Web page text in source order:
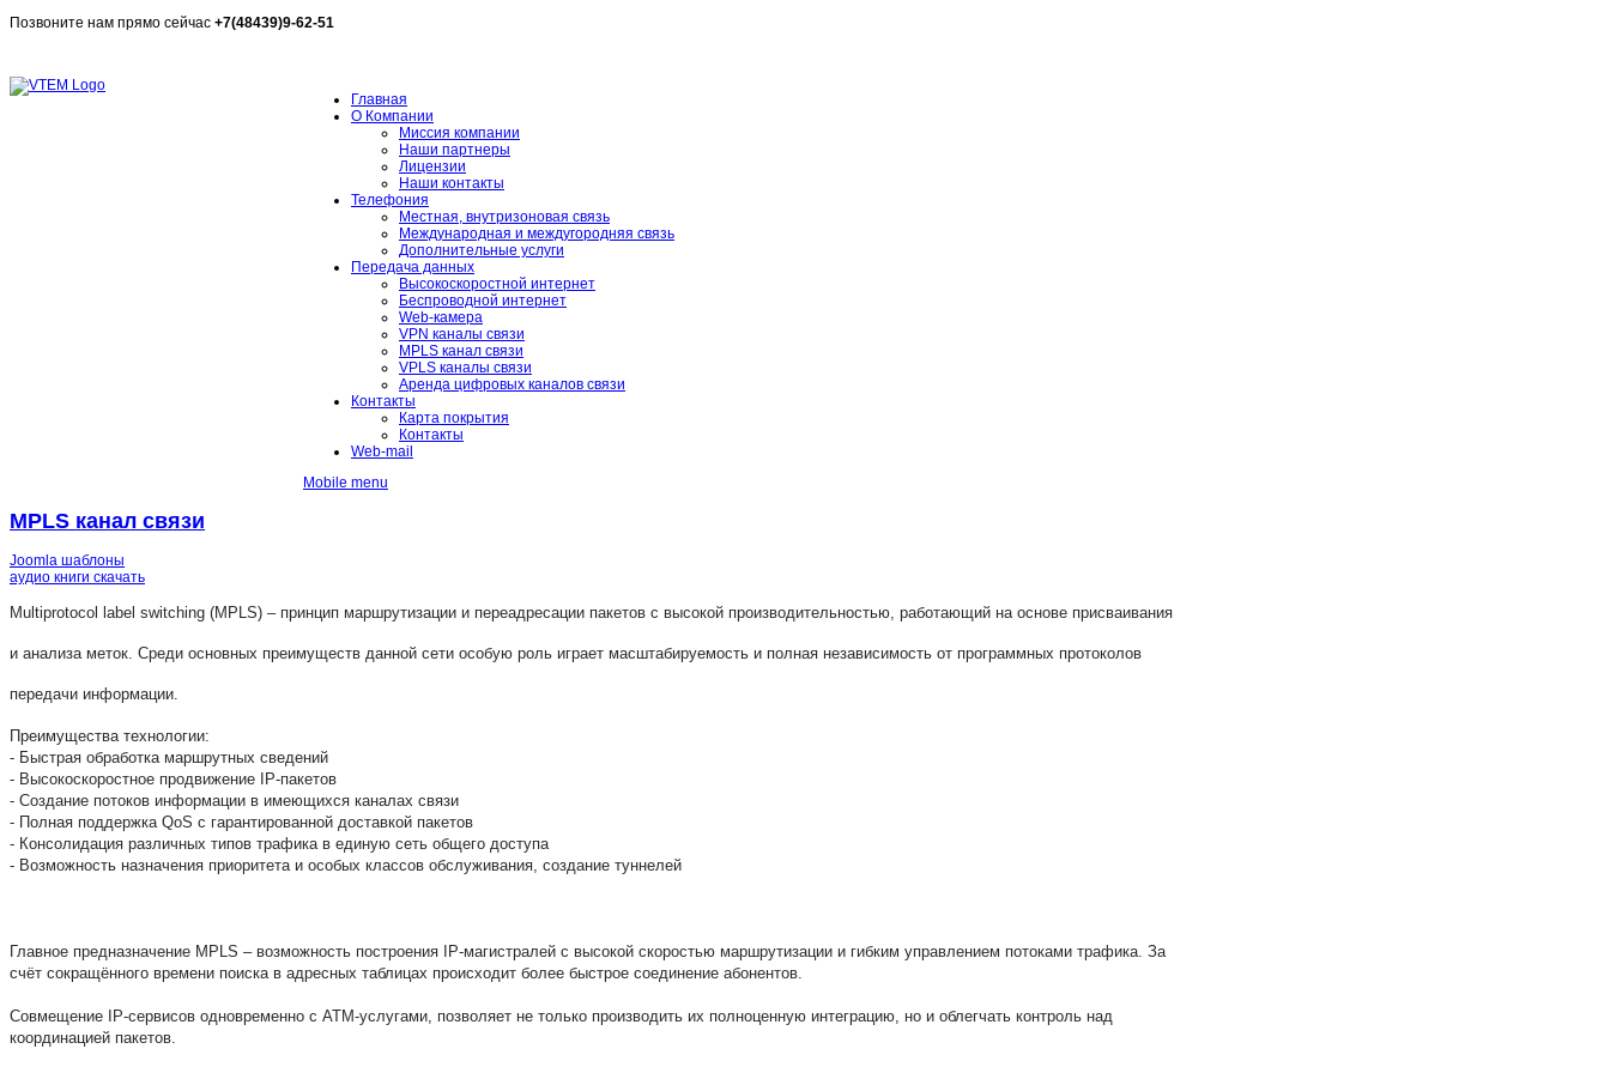
Позвоните нам прямо сейчас +7(48439)9-62-51
Главная
О Компании
Миссия компании
Наши партнеры
Лицензии
Наши контакты
Телефония
Местная, внутризоновая связь
Международная и междугородняя связь
Дополнительные услуги
Передача данных
Высокоскоростной интернет
Беспроводной интернет
Web-камера
VPN каналы связи
MPLS канал связи
VPLS каналы связи
Аренда цифровых каналов связи
Контакты
Карта покрытия
Контакты
Web-mail
Mobile menu
MPLS канал связи
Joomla шаблоны
аудио книги скачать
Multiprotocol label switching (MPLS) – принцип маршрутизации и переадресации пакетов с высокой производительностью, работающий на основе присваивания
и анализа меток. Среди основных преимуществ данной сети особую роль играет масштабируемость и полная независимость от программных протоколов
передачи информации.
Преимущества технологии:
- Быстрая обработка маршрутных сведений
- Высокоскоростное продвижение IP-пакетов
- Создание потоков информации в имеющихся каналах связи
- Полная поддержка QoS с гарантированной доставкой пакетов
- Консолидация различных типов трафика в единую сеть общего доступа
- Возможность назначения приоритета и особых классов обслуживания, создание туннелей
Главное предназначение MPLS – возможность построения IP-магистралей с высокой скоростью маршрутизации и гибким управлением потоками трафика. За
счёт сокращённого времени поиска в адресных таблицах происходит более быстрое соединение абонентов.
Совмещение IP-сервисов одновременно с АТМ-услугами, позволяет не только производить их полноценную интеграцию, но и облегчать контроль над
координацией пакетов.